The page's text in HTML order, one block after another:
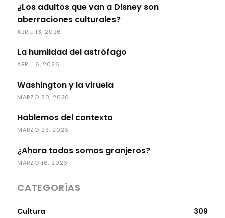
¿Los adultos que van a Disney son
aberraciones culturales?
ABRIL 13, 2026
La humildad del astrófago
ABRIL 6, 2026
Washington y la viruela
MARZO 30, 2026
Hablemos del contexto
MARZO 23, 2026
¿Ahora todos somos granjeros?
MARZO 16, 2026
CATEGORÍAS
Cultura
309